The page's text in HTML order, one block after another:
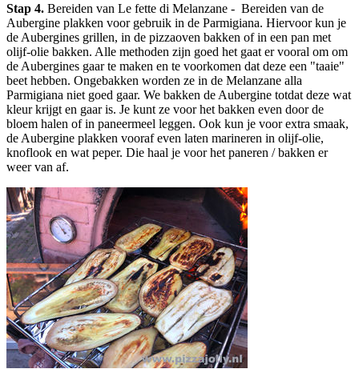
Stap 4. Bereiden van Le fette di Melanzane - Bereiden van de
Aubergine plakken voor gebruik in de Parmigiana. Hiervoor kun je
de Aubergines grillen, in de pizzaoven bakken of in een pan met
olijf-olie bakken. Alle methoden zijn goed het gaat er vooral om om
de Aubergines gaar te maken en te voorkomen dat deze een "taaie"
beet hebben. Ongebakken worden ze in de Melanzane alla
Parmigiana niet goed gaar. We bakken de Aubergine totdat deze wat
kleur krijgt en gaar is. Je kunt ze voor het bakken even door de
bloem halen of in paneermeel leggen. Ook kun je voor extra smaak,
de Aubergine plakken vooraf even laten marineren in olijf-olie,
knoflook en wat peper. Die haal je voor het paneren / bakken er
weer van af.